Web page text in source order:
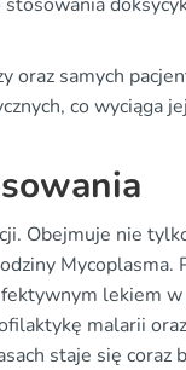
oraz samych
co wyciąga
Obejmuje nie
lekiem
malarii
staje się